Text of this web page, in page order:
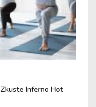
Inferno Hot